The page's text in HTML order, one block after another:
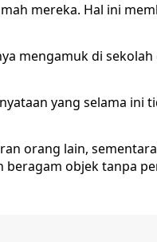
mereka. Hal ini
mengamuk di sekolah
yang selama ini
orang lain,
beragam objek tanpa